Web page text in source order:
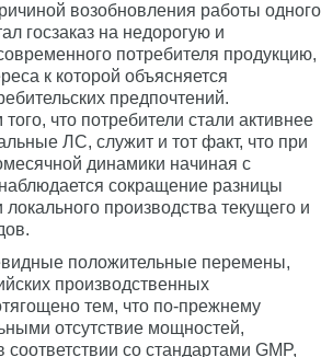
возобновления работы одного
госзаказ на недорогую и
потребителя продукцию,
к которой объясняется
предпочтений.
что потребители стали активнее
ЛС, служит и тот факт, что при
динамики начиная с
сокращение разницы
производства текущего и
положительные перемены,
производственных
тем, что по-прежнему
отсутствие мощностей,
со стандартами GMP,